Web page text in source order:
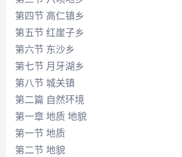
第四节 高仁镇乡
第五节 红崖子乡
第六节 东沙乡
第七节 月牙湖乡
第八节 城关镇
第二篇 自然环境
第一章 地质 地貌
第一节 地质
第二节 地貌